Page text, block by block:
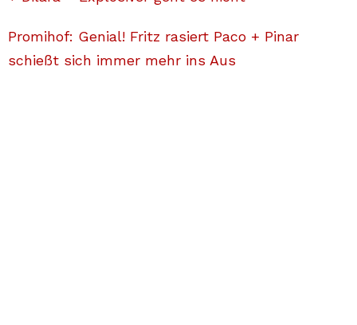
Promihof: Genial! Fritz rasiert Paco + Pinar
schießt sich immer mehr ins Aus